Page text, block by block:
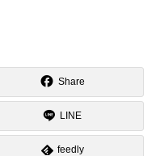
Share
LINE
feedly